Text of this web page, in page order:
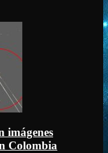
imágenes
Colombia